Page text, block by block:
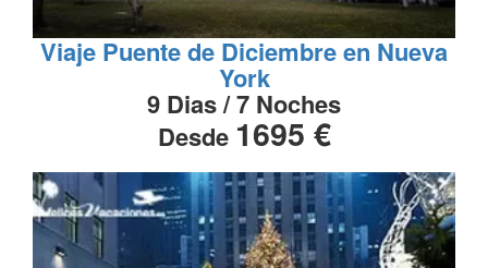
Viaje Puente de Diciembre en Nueva
York
9 Dias / 7 Noches
Desde 1695 €